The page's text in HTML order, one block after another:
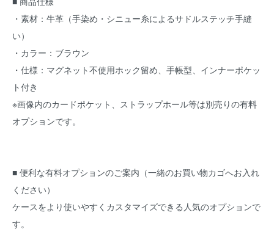
・素材：牛革（手染め・シニュー糸によるサドルステッチ手縫
い）
・カラー：ブラウン
・仕様：マグネット不使用ホック留め、手帳型、インナーポケッ
ト付き
※画像内のカードポケット、ストラップホール等は別売りの有料
オプションです。
■ 便利な有料オプションのご案内（一緒のお買い物カゴへお入れ
ください）
ケースをより使いやすくカスタマイズできる人気のオプションで
す。